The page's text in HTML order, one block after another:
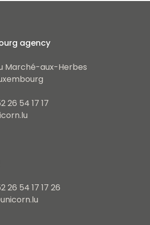
agency
Marché-aux-Herbes
26 54 17 17
26 54 17 17 26